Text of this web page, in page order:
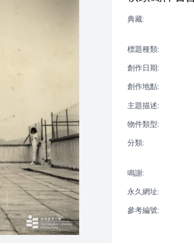
典藏:
標題種類:
創作日期:
創作地點:
主題描述:
物件類型:
分類:
鳴謝:
永久網址:
參考編號: